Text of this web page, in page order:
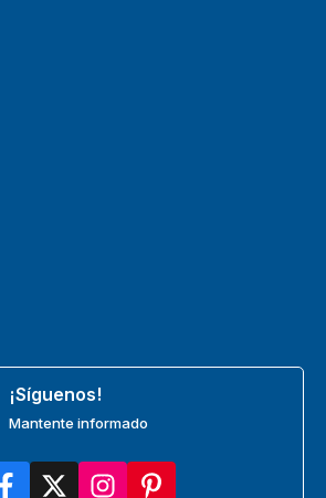
¡Síguenos!
Mantente informado